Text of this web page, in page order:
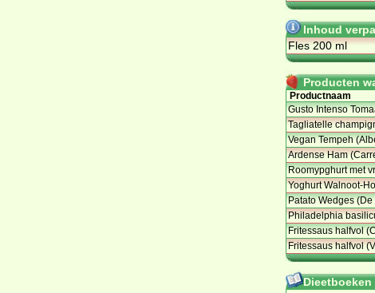
Inhoud
Fles 200 ml
Producten
Productnaam
Gusto Intenso
Tagliatelle
Vegan Tempeh
Ardense Ham
Roomypghurt met
Yoghurt Walnoot-
Patato Wedges (De
Philadelphia
Fritessaus halfvol
Fritessaus halfvol